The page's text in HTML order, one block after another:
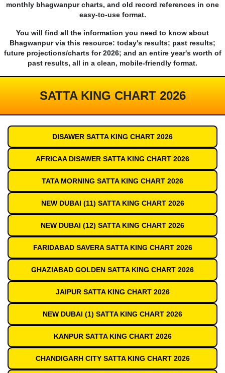
monthly bhagwanpur charts, and old record references in one
easy-to-use format.
You will find all the information you need to know about
Bhagwanpur via this resource: today's results; past results;
future projections/charts for 2026; and an entire year's worth of
past results, all in a clean, mobile-friendly format.
SATTA KING CHART 2026
DISAWER SATTA KING CHART 2026
AFRICAA DISAWER SATTA KING CHART 2026
TATA MORNING SATTA KING CHART 2026
NEW DUBAI (11) SATTA KING CHART 2026
NEW DUBAI (12) SATTA KING CHART 2026
FARIDABAD SAVERA SATTA KING CHART 2026
GHAZIABAD GOLDEN SATTA KING CHART 2026
JAIPUR SATTA KING CHART 2026
NEW DUBAI (1) SATTA KING CHART 2026
KANPUR SATTA KING CHART 2026
CHANDIGARH CITY SATTA KING CHART 2026